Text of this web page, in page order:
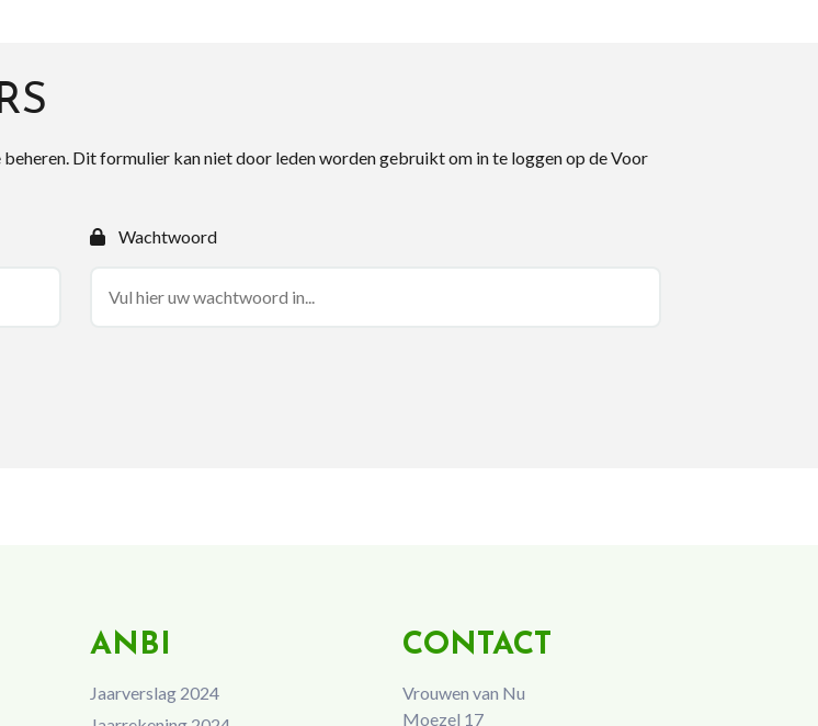
Dit formulier kan niet door leden worden gebruikt om in te loggen op de Voor
Wachtwoord
ANBI
Jaarverslag 2024
CONTACT
Vrouwen van Nu
Moezel 17